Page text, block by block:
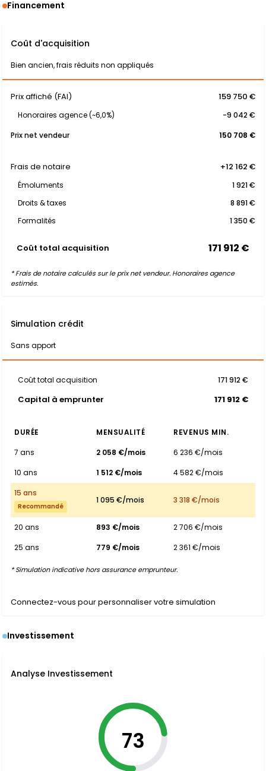
Financement
Coût d'acquisition
Bien ancien, frais réduits non appliqués
Prix affiché (FAI) 159 750 €
Honoraires agence (~6,0%)
-9 042 €
Prix net vendeur
150 708 €
Frais de notaire +12 162 €
Émoluments
1 921 €
Droits & taxes
8 891 €
Formalités
1 350 €
Coût total acquisition 171 912 €
* Frais de notaire calculés sur le prix net vendeur. Honoraires agence
estimés.
Simulation crédit
Sans apport
Coût total acquisition 171 912 €
Capital à emprunter 171 912 €
DURÉE MENSUALITÉ
REVENUS MIN.
7 ans
2 058 €/mois
6 236 €/mois
10 ans
1 512 €/mois
4 582 €/mois
15 ans
Recommandé
1 095 €/mois 3 318 €/mois
20 ans 893 €/mois
2 706 €/mois
25 ans
779 €/mois 2 361 €/mois
* Simulation indicative hors assurance emprunteur.
Connectez-vous pour personnaliser votre simulation
Investissement
Analyse Investissement
73